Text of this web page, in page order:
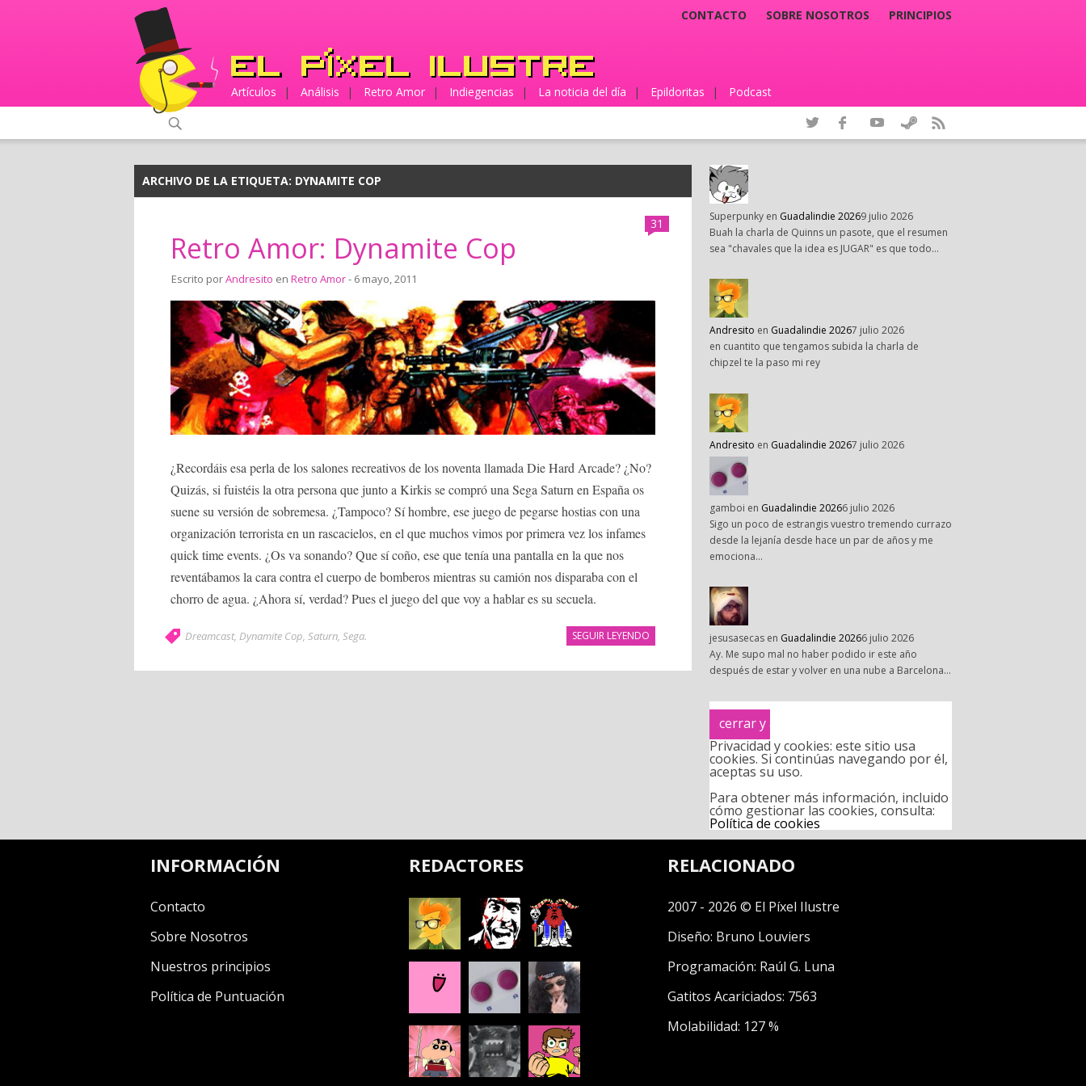
CONTACTO SOBRE NOSOTROS PRINCIPIOS
Artículos | Análisis | Retro Amor | Indiegencias | La noticia del día | Epildoritas | Podcast
ARCHIVO DE LA ETIQUETA: DYNAMITE COP
31
Retro Amor: Dynamite Cop
Escrito porAndresito en Retro Amor- 6 mayo, 2011
¿Recordáis esa perla de los salones recreativos de los noventa llamada Die Hard Arcade? ¿No?
Quizás, si fuistéis la otra persona que junto a Kirkis se compró una Sega Saturn en España os
suene su versión de sobremesa. ¿Tampoco? Sí hombre, ese juego de pegarse hostias con una
organización terrorista en un rascacielos, en el que muchos vimos por primera vez los infames
quick time events. ¿Os va sonando? Que sí coño, ese que tenía una pantalla en la que nos
reventábamos la cara contra el cuerpo de bomberos mientras su camión nos disparaba con el
chorro de agua. ¿Ahora sí, verdad? Pues el juego del que voy a hablar es su secuela.
SEGUIR LEYENDO
Dreamcast, Dynamite Cop, Saturn, Sega.
Superpunky en Guadalindie 20269 julio 2026
Buah la charla de Quinns un pasote, que el resumen
sea "chavales que la idea es JUGAR" es que todo…
Andresito en Guadalindie 20267 julio 2026
en cuantito que tengamos subida la charla de
chipzel te la paso mi rey
Andresito en Guadalindie 20267 julio 2026
gamboi en Guadalindie 20266 julio 2026
Sigo un poco de estrangis vuestro tremendo currazo
desde la lejanía desde hace un par de años y me
emociona…
jesusasecas en Guadalindie 20266 julio 2026
Ay. Me supo mal no haber podido ir este año
después de estar y volver en una nube a Barcelona…
Privacidad y cookies: este sitio usa
cookies. Si continúas navegando por él,
aceptas su uso.
Para obtener más información, incluido
cómo gestionar las cookies, consulta:
Política de cookies
INFORMACIÓN
Contacto
Sobre Nosotros
Nuestros principios
Política de Puntuación
REDACTORES RELACIONADO
2007 - 2026 © El Píxel Ilustre
Diseño: Bruno Louviers
Programación: Raúl G. Luna
Gatitos Acariciados: 7563
Molabilidad: 127 %